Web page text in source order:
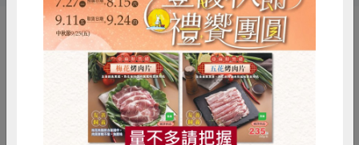
你可能有興趣的產品
RPET 食譜 減硝酸鹽
雞蛋 食安 共同購買